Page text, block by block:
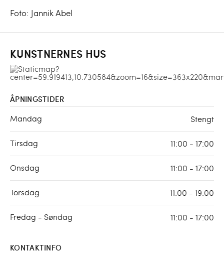
Foto: Jannik Abel
KUNSTNERNES HUS
ÅPNINGSTIDER
Mandag Stengt
Tirsdag 11:00 - 17:00
Onsdag 11:00 - 17:00
Torsdag 11:00 - 19:00
Fredag - Søndag 11:00 - 17:00
KONTAKTINFO